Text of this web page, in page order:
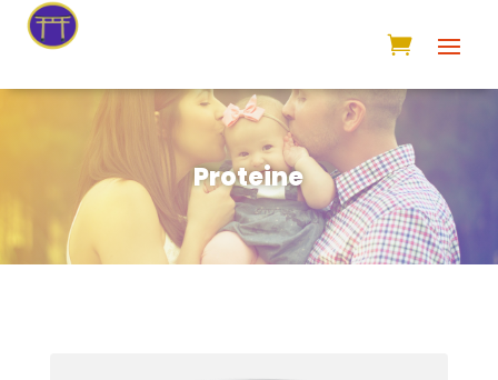
Proteine